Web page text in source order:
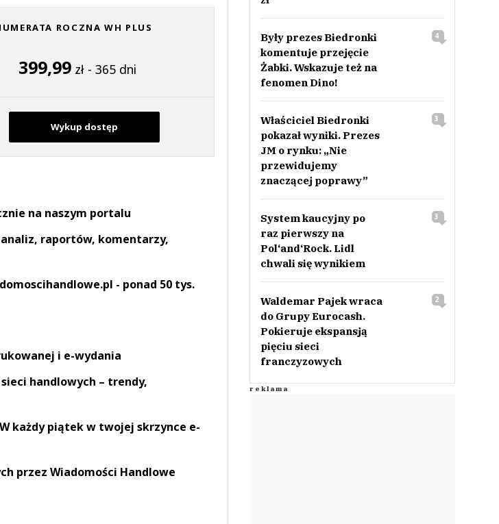
ROCZNA WH PLUS
399,99 zł - 365 dni
Wykup dostęp
na naszym portalu
raportów, komentarzy,
- ponad 50 tys.
i e-wydania
handlowych – trendy,
każdy piątek w twojej skrzynce e-
przez Wiadomości Handlowe
Były prezes Biedronki
komentuje przejęcie
Żabki. Wskazuje też na
fenomen Dino!
4
Właściciel Biedronki
pokazał wyniki. Prezes
JM o rynku: „Nie
przewidujemy
znaczącej poprawy”
3
System kaucyjny po
raz pierwszy na
Pol‘and‘Rock. Lidl
chwali się wynikiem
3
Waldemar Pajek wraca
do Grupy Eurocash.
Pokieruje ekspansją
pięciu sieci
franczyzowych
2